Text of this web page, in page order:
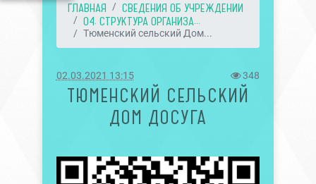
ГЛАВНАЯ
СВЕДЕНИЯ ОБ УЧРЕЖДЕНИИ
04. СТРУКТУРА ОРГАНИЗА...
Тюменский сельский Дом...
02.03.2021 13:15 348
ТЮМЕНСКИЙ СЕЛЬСКИЙ
ДОМ ДОСУГА